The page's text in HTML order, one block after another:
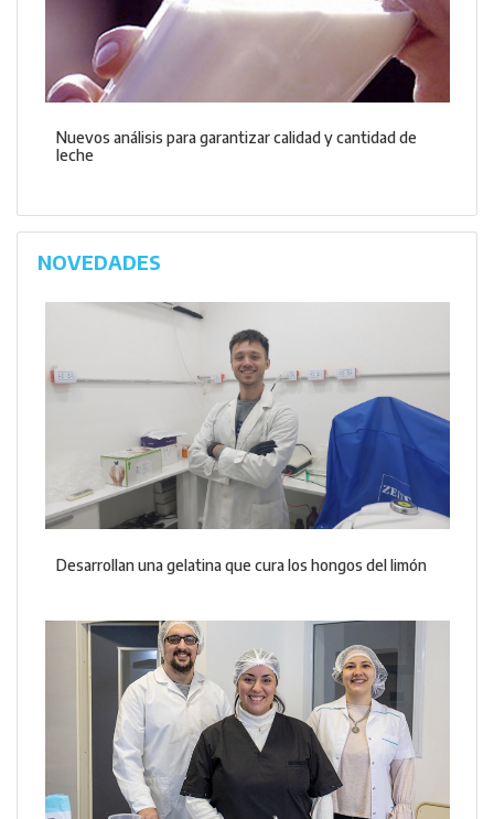
Nuevos análisis para garantizar calidad y cantidad de
leche
NOVEDADES
Desarrollan una gelatina que cura los hongos del limón